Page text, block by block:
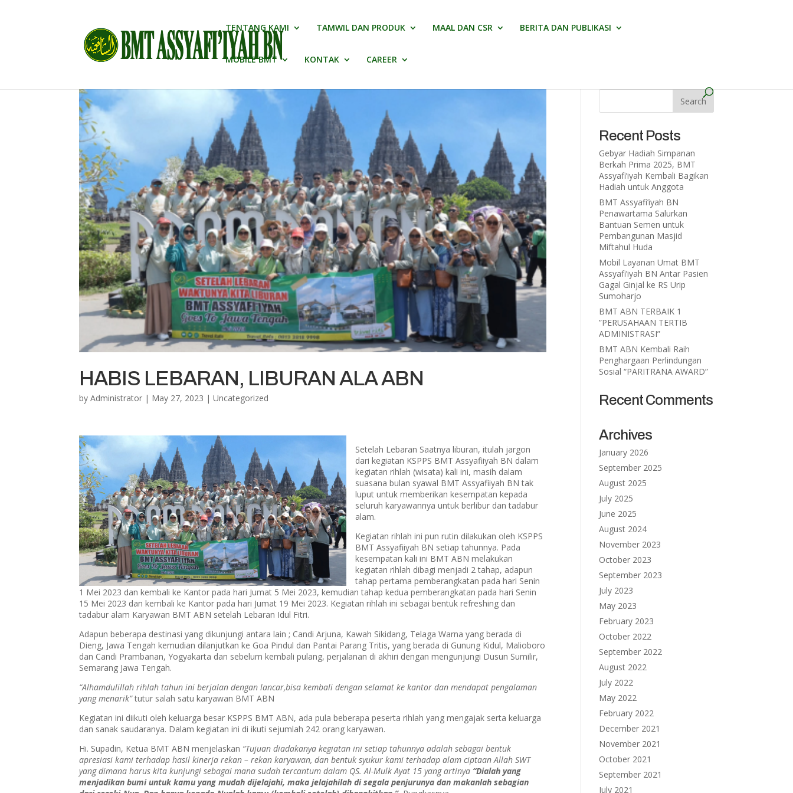
TENTANG KAMI TAMWIL DAN PRODUK MAAL DAN CSR BERITA DAN PUBLIKASI
MOBILE BMT KONTAK CAREER
HABIS LEBARAN, LIBURAN ALA ABN
byAdministrator | May 27, 2023 |Uncategorized
Setelah Lebaran Saatnya liburan, itulah jargon
dari kegiatan KSPPS BMT Assyafiiyah BN dalam
kegiatan rihlah (wisata) kali ini, masih dalam
suasana bulan syawal BMT Assyafiiyah BN tak
luput untuk memberikan kesempatan kepada
seluruh karyawannya untuk berlibur dan tadabur
alam.
Kegiatan rihlah ini pun rutin dilakukan oleh KSPPS
BMT Assyafiiyah BN setiap tahunnya. Pada
kesempatan kali ini BMT ABN melakukan
kegiatan rihlah dibagi menjadi 2 tahap, adapun
tahap pertama pemberangkatan pada hari Senin
1 Mei 2023 dan kembali ke Kantor pada hari Jumat 5 Mei 2023, kemudian tahap kedua pemberangkatan pada hari Senin
15 Mei 2023 dan kembali ke Kantor pada hari Jumat 19 Mei 2023. Kegiatan rihlah ini sebagai bentuk refreshing dan
tadabur alam Karyawan BMT ABN setelah Lebaran Idul Fitri.
Adapun beberapa destinasi yang dikunjungi antara lain ; Candi Arjuna, Kawah Sikidang, Telaga Warna yang berada di
Dieng, Jawa Tengah kemudian dilanjutkan ke Goa Pindul dan Pantai Parang Tritis, yang berada di Gunung Kidul, Malioboro
dan Candi Prambanan, Yogyakarta dan sebelum kembali pulang, perjalanan di akhiri dengan mengunjungi Dusun Sumilir,
Semarang Jawa Tengah.
“Alhamdulillah rihlah tahun ini berjalan dengan lancar,bisa kembali dengan selamat ke kantor dan mendapat pengalaman
yang menarik”tutur salah satu karyawan BMT ABN
Kegiatan ini diikuti oleh keluarga besar KSPPS BMT ABN, ada pula beberapa peserta rihlah yang mengajak serta keluarga
dan sanak saudaranya. Dalam kegiatan ini di ikuti sejumlah 242 orang karyawan.
Hi. Supadin, Ketua BMT ABN menjelaskan “Tujuan diadakanya kegiatan ini setiap tahunnya adalah sebagai bentuk
apresiasi kami terhadap hasil kinerja rekan – rekan karyawan, dan bentuk syukur kami terhadap alam ciptaan Allah SWT
yang dimana harus kita kunjungi sebagai mana sudah tercantum dalam QS. Al-Mulk Ayat 15 yang artinya “Dialah yang
menjadikan bumi untuk kamu yang mudah dijelajahi, maka jelajahilah di segala penjurunya dan makanlah sebagian
Recent Posts
Gebyar Hadiah Simpanan
Berkah Prima 2025, BMT
Assyafi’iyah Kembali Bagikan
Hadiah untuk Anggota
BMT Assyafi’iyah BN
Penawartama Salurkan
Bantuan Semen untuk
Pembangunan Masjid
Miftahul Huda
Mobil Layanan Umat BMT
Assyafi’iyah BN Antar Pasien
Gagal Ginjal ke RS Urip
Sumoharjo
BMT ABN TERBAIK 1
”PERUSAHAAN TERTIB
ADMINISTRASI”
BMT ABN Kembali Raih
Penghargaan Perlindungan
Sosial “PARITRANA AWARD”
Recent Comments
Archives
January 2026
September 2025
August 2025
July 2025
June 2025
August 2024
November 2023
October 2023
September 2023
July 2023
May 2023
February 2023
October 2022
September 2022
August 2022
July 2022
May 2022
February 2022
December 2021
November 2021
October 2021
September 2021
July 2021